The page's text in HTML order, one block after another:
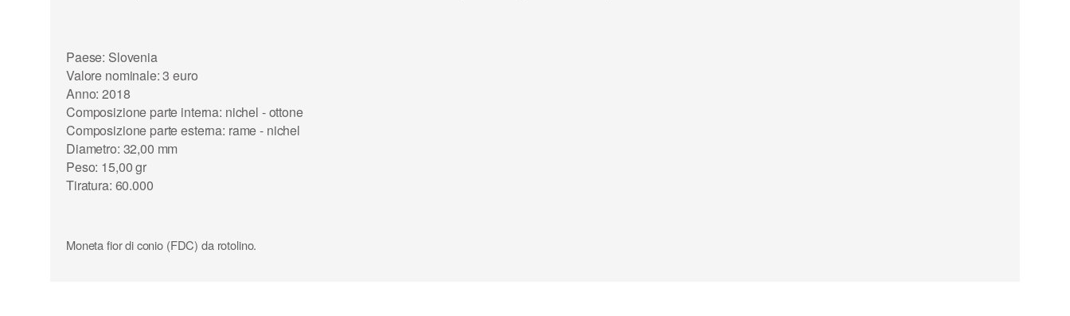
Paese: Slovenia
Valore nominale: 3 euro
Anno: 2018
Composizione parte interna: nichel - ottone
Composizione parte esterna: rame - nichel
Diametro: 32,00 mm
Peso: 15,00 gr
Tiratura: 60.000
Moneta fior di conio (FDC) da rotolino.